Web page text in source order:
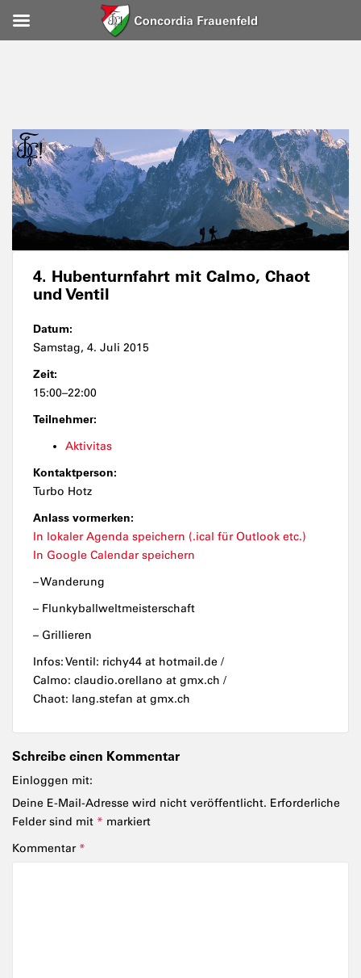
4. Hubenturnfahrt mit Calmo, Chaot
und Ventil
Datum:
Samstag, 4. Juli 2015
Zeit:
15:00–22:00
Teilnehmer:
Aktivitas
Kontaktperson:
Turbo Hotz
Anlass vormerken:
In lokaler Agenda speichern (.ical für Outlook etc.)
In Google Calendar speichern
– Wanderung
– Flunkyballweltmeisterschaft
– Grillieren
Infos: Ventil: richy44 at hotmail.de /
Calmo: claudio.orellano at gmx.ch /
Chaot: lang.stefan at gmx.ch
Schreibe einen Kommentar
Einloggen mit:
Deine E-Mail-Adresse wird nicht veröffentlicht. Erforderliche
Felder sind mit * markiert
Kommentar *